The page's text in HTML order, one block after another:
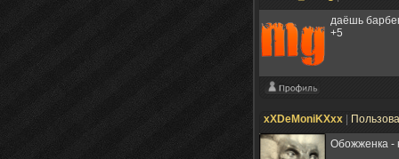
даёшь
+5
xXDeMoniKXxx
Обожженка -